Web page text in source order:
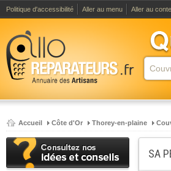
Politique d'accessibilité Aller au menu Aller au
Accueil Côte d'Or Thorey-en-plaine
SA